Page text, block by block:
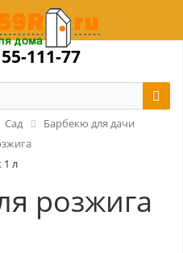
111-77
Сад
Барбекю для дачи
1 л
розжига